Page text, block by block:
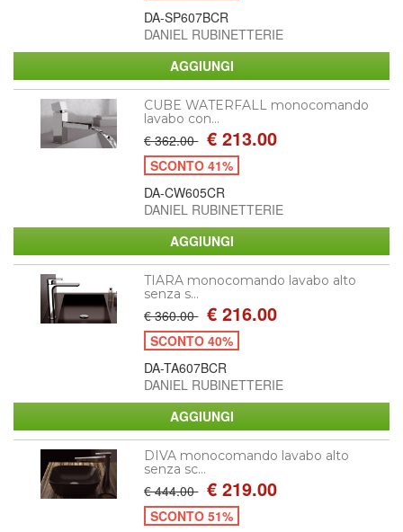
DA-SP607BCR
DANIEL RUBINETTERIE
CUBE WATERFALL monocomando
lavabo con...
€ 362.00 € 213.00
SCONTO 41%
DA-CW605CR
DANIEL RUBINETTERIE
TIARA monocomando lavabo alto
senza s...
€ 360.00 € 216.00
SCONTO 40%
DA-TA607BCR
DANIEL RUBINETTERIE
DIVA monocomando lavabo alto
senza sc...
€ 444.00 € 219.00
SCONTO 51%